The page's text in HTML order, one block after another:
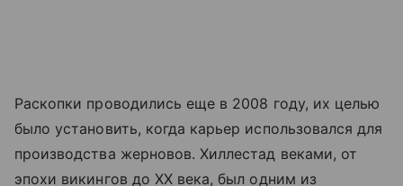
Раскопки проводились еще в 2008 году, их целью
было установить, когда карьер использовался для
производства жерновов. Хиллестад веками, от
эпохи викингов до XX века, был одним из